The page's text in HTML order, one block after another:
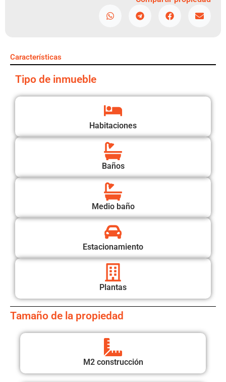
Características
Tipo de inmueble
Habitaciones
Baños
Medio baño
Estacionamiento
Plantas
Tamaño de la propiedad
M2 construcción